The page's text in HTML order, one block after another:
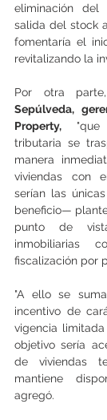
eliminación del
salida del stock
fomentaría el
revitalizando la
Por otra
Sepúlveda,
Property, "que
tributaria se
manera
viviendas con
serían las
beneficio—
punto de
inmobiliarias
fiscalización por
"A ello se
incentivo de
vigencia
objetivo sería
de viviendas
mantiene
agregó.